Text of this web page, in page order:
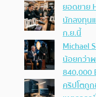
ยอดขาย
นักลงทุน
ก.ย.นี้
Michael
น้อยกว่า
840,000
คริปโตถู